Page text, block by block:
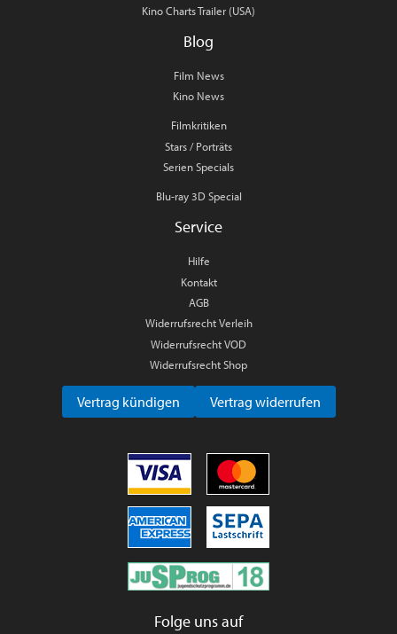
Kino Charts Trailer (USA)
Blog
Film News
Kino News
Filmkritiken
Stars / Porträts
Serien Specials
Blu-ray 3D Special
Service
Hilfe
Kontakt
AGB
Widerrufsrecht Verleih
Widerrufsrecht VOD
Widerrufsrecht Shop
Vertrag kündigen Vertrag widerrufen
Folge uns auf